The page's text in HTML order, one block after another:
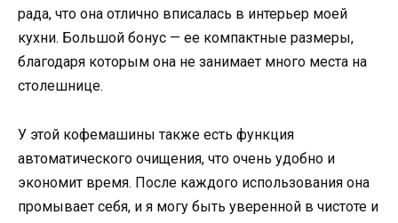
рада, что она отлично вписалась в интерьер моей
кухни. Большой бонус — ее компактные размеры,
благодаря которым она не занимает много места на
столешнице.
У этой кофемашины также есть функция
автоматического очищения, что очень удобно и
экономит время. После каждого использования она
промывает себя, и я могу быть уверенной в чистоте и